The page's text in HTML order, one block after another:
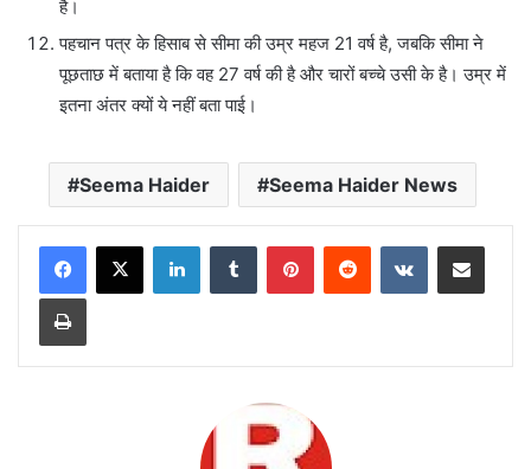
है।
पहचान पत्र के हिसाब से सीमा की उम्र महज 21 वर्ष है, जबकि सीमा ने
पूछताछ में बताया है कि वह 27 वर्ष की है और चारों बच्चे उसी के है। उम्र में
इतना अंतर क्यों ये नहीं बता पाई।
Seema Haider Seema Haider News
LinkedInTumblr PinterestReddit VKontakteShare via Email
Print